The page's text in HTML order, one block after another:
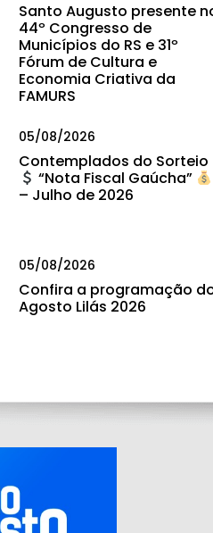
Santo Augusto presente
44º Congresso de
Municípios do RS e 31º
Fórum de Cultura e
Economia Criativa da
FAMURS
05/08/2026
Contemplados do Sorteio
“Nota Fiscal Gaúcha”
– Julho de 2026
05/08/2026
Confira a programação
Agosto Lilás 2026